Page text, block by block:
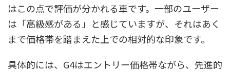
はこの点で評価が分かれる車です。一部のユーザー
は「高級感がある」と感じていますが、それはあく
まで価格帯を踏まえた上での相対的な印象です。
具体的には、G4はエントリー価格帯ながら、先進的